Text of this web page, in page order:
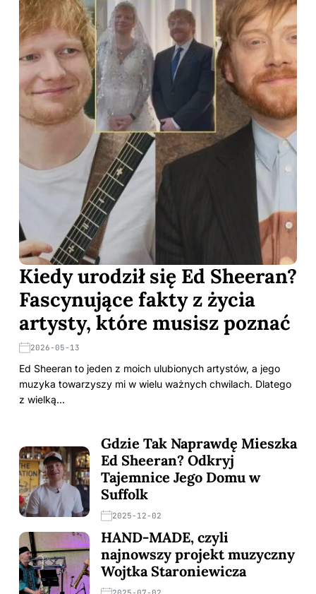
Kiedy urodził się Ed Sheeran?
Fascynujące fakty z życia
artysty, które musisz poznać
2026-05-13
Ed Sheeran to jeden z moich ulubionych artystów, a jego
muzyka towarzyszy mi w wielu ważnych chwilach. Dlatego
z wielką…
Gdzie Tak Naprawdę Mieszka
Ed Sheeran? Odkryj
Tajemnice Jego Domu w
Suffolk
2025-12-02
HAND-MADE, czyli
najnowszy projekt muzyczny
Wojtka Staroniewicza